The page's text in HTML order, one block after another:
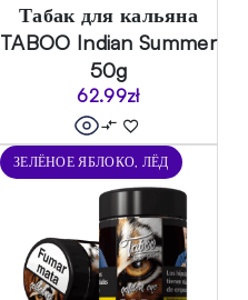
Табак для кальяна
TABOO Indian Summer
50g
62.99zł
ЗЕЛЁНОЕ ЯБЛОКО, ЛЁД